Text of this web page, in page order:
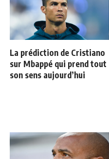
La prédiction de Cristiano
sur Mbappé qui prend tout
son sens aujourd’hui